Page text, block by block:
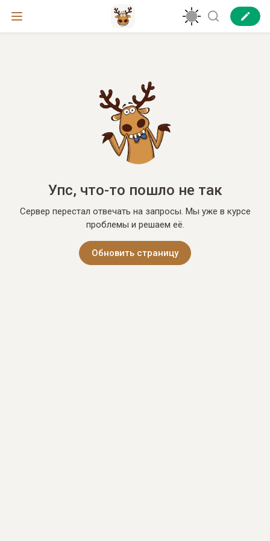
Упс, что-то пошло не так
Сервер перестал отвечать на запросы. Мы уже в курсе
проблемы и решаем её.
Обновить страницу